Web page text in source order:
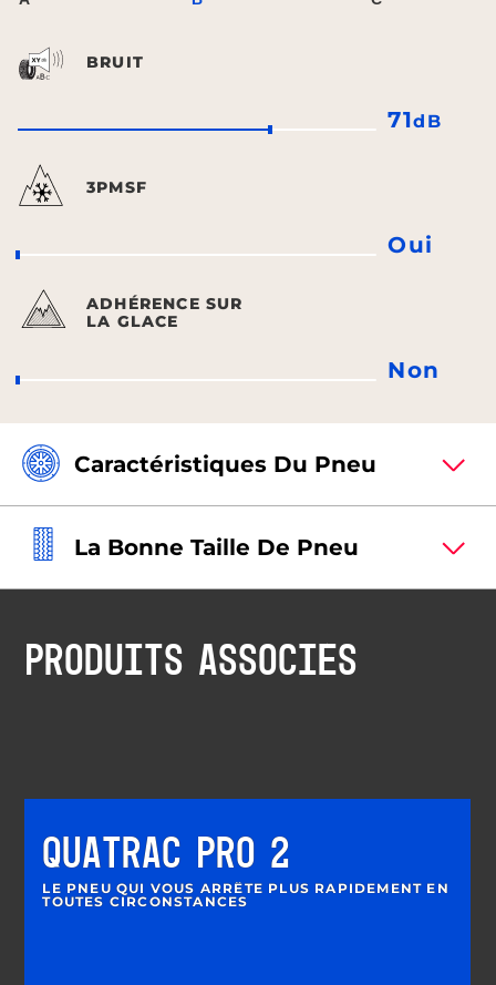
BRUIT
71dB
3PMSF
Oui
ADHÉRENCE SUR
LA GLACE
Non
Caractéristiques Du Pneu
La Bonne Taille De Pneu
PRODUITS ASSOCIÉS
QUATRAC PRO 2
LE PNEU QUI VOUS ARRÊTE PLUS RAPIDEMENT EN
TOUTES CIRCONSTANCES